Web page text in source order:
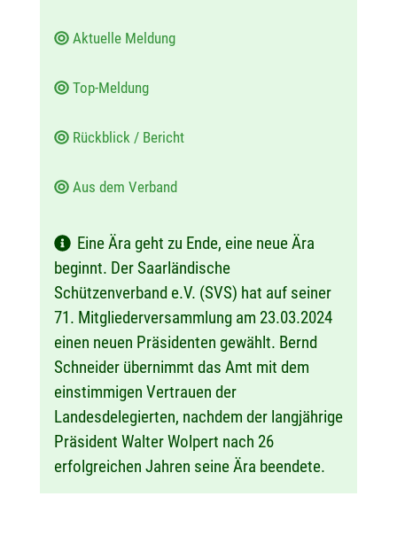
Aktuelle Meldung
Top-Meldung
Rückblick / Bericht
Aus dem Verband
Eine Ära geht zu Ende, eine neue Ära
beginnt. Der Saarländische
Schützenverband e.V. (SVS) hat auf seiner
71. Mitgliederversammlung am 23.03.2024
einen neuen Präsidenten gewählt. Bernd
Schneider übernimmt das Amt mit dem
einstimmigen Vertrauen der
Landesdelegierten, nachdem der langjährige
Präsident Walter Wolpert nach 26
erfolgreichen Jahren seine Ära beendete.